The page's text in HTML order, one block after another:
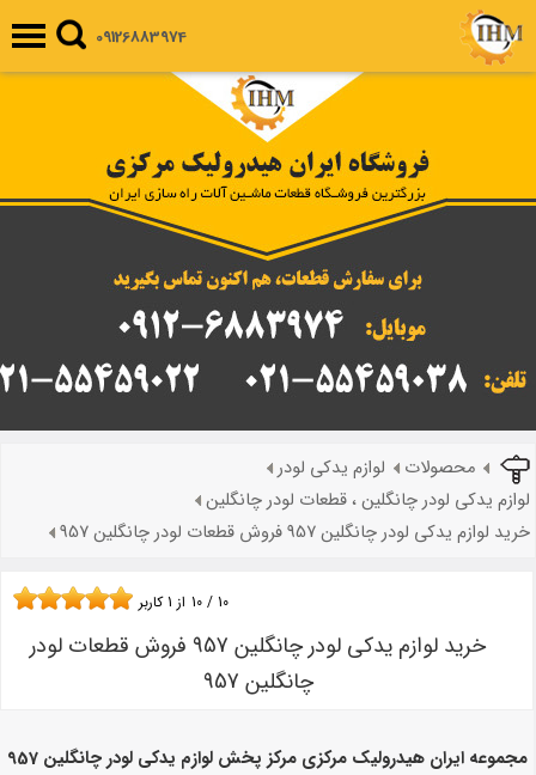
09126883974
محصولات
لوازم یدکی لودر
لوازم یدکی لودر چانگلین ، قطعات لودر چانگلین
خرید لوازم یدکی لودر چانگلین 957 فروش قطعات لودر چانگلین 957
خرید لوازم یدکی لودر چانگلین 957 فروش قطعات لودر
چانگلین 957
10 / 10 از 1کاربر
مجموعه ایران هیدرولیک مرکزی مرکز پخش لوازم یدکی لودر چانگلین 957